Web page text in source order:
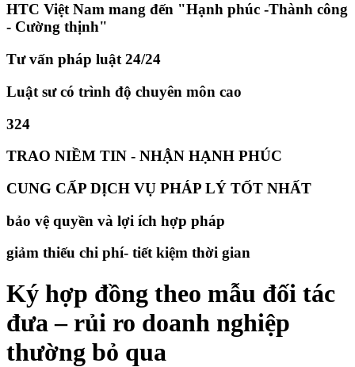
HTC Việt Nam mang đến "Hạnh phúc -Thành công
- Cường thịnh"
Tư vấn pháp luật 24/24
Luật sư có trình độ chuyên môn cao
324
TRAO NIỀM TIN - NHẬN HẠNH PHÚC
CUNG CẤP DỊCH VỤ PHÁP LÝ TỐT NHẤT
bảo vệ quyền và lợi ích hợp pháp
giảm thiếu chi phí- tiết kiệm thời gian
Ký hợp đồng theo mẫu đối tác
đưa – rủi ro doanh nghiệp
thường bỏ qua